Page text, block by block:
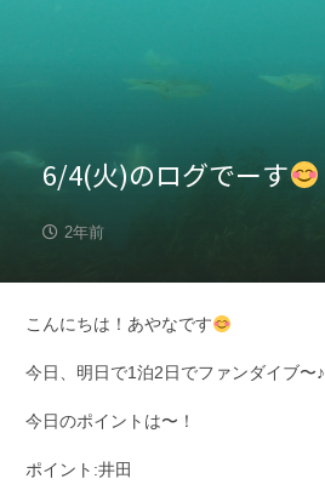
6/4(火)のログでーす
2年前
こんにちは！あやなです
今日、明日で1泊2日でファンダイブ〜♪
今日のポイントは〜！
ポイント:井田